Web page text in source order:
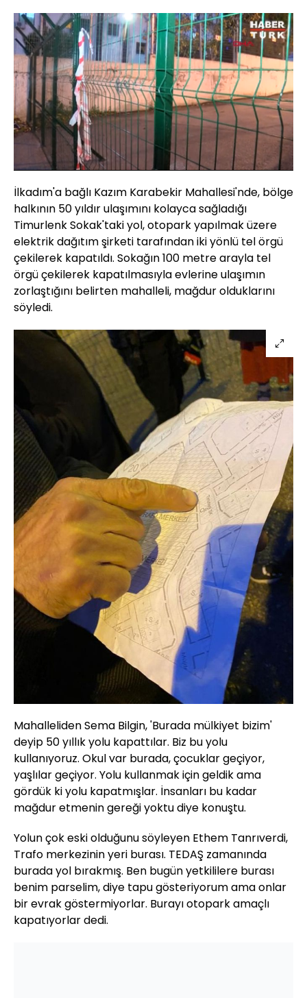
Sesi
Aç
Yüklendi:
23.65%
Oynatma
Hızı
İlkadım'a bağlı Kazım Karabekir Mahallesi'nde, bölge
halkının 50 yıldır ulaşımını kolayca sağladığı
Timurlenk Sokak'taki yol, otopark yapılmak üzere
elektrik dağıtım şirketi tarafından iki yönlü tel örgü
çekilerek kapatıldı. Sokağın 100 metre arayla tel
örgü çekilerek kapatılmasıyla evlerine ulaşımın
zorlaştığını belirten mahalleli, mağdur olduklarını
söyledi.
Mahalleliden Sema Bilgin, 'Burada mülkiyet bizim'
deyip 50 yıllık yolu kapattılar. Biz bu yolu
kullanıyoruz. Okul var burada, çocuklar geçiyor,
yaşlılar geçiyor. Yolu kullanmak için geldik ama
gördük ki yolu kapatmışlar. İnsanları bu kadar
mağdur etmenin gereği yoktu diye konuştu.
Yolun çok eski olduğunu söyleyen Ethem Tanrıverdi,
Trafo merkezinin yeri burası. TEDAŞ zamanında
burada yol bırakmış. Ben bugün yetkililere burası
benim parselim, diye tapu gösteriyorum ama onlar
bir evrak göstermiyorlar. Burayı otopark amaçlı
kapatıyorlar dedi.